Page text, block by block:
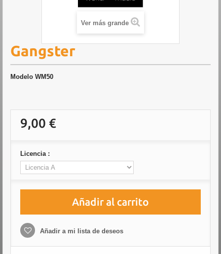
Ver más grande
Gangster
Modelo WM50
9,00 €
Licencia :
Añadir al carrito
Añadir a mi lista de deseos